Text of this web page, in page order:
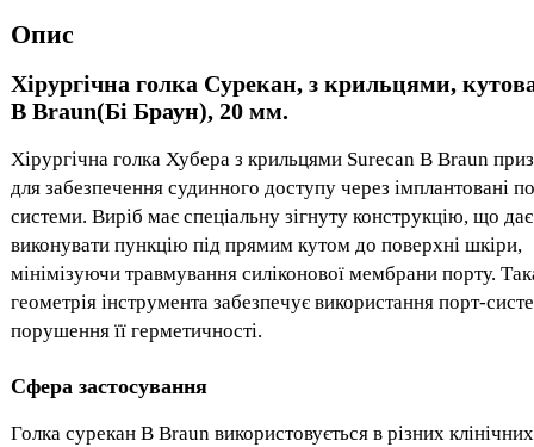
Опис
Хірургічна голка Сурекан, з крильцями,
B Braun(Бі Браун), 20 мм.
Хірургічна голка Хубера з крильцями Surecan B Braun
для забезпечення судинного доступу через імплантовані
системи. Виріб має спеціальну зігнуту конструкцію, що
виконувати пункцію під прямим кутом до поверхні шкіри,
мінімізуючи травмування силіконової мембрани порту.
геометрія інструмента забезпечує використання порт-
порушення її герметичності.
Сфера застосування
Голка сурекан B Braun використовується в різних клінічних